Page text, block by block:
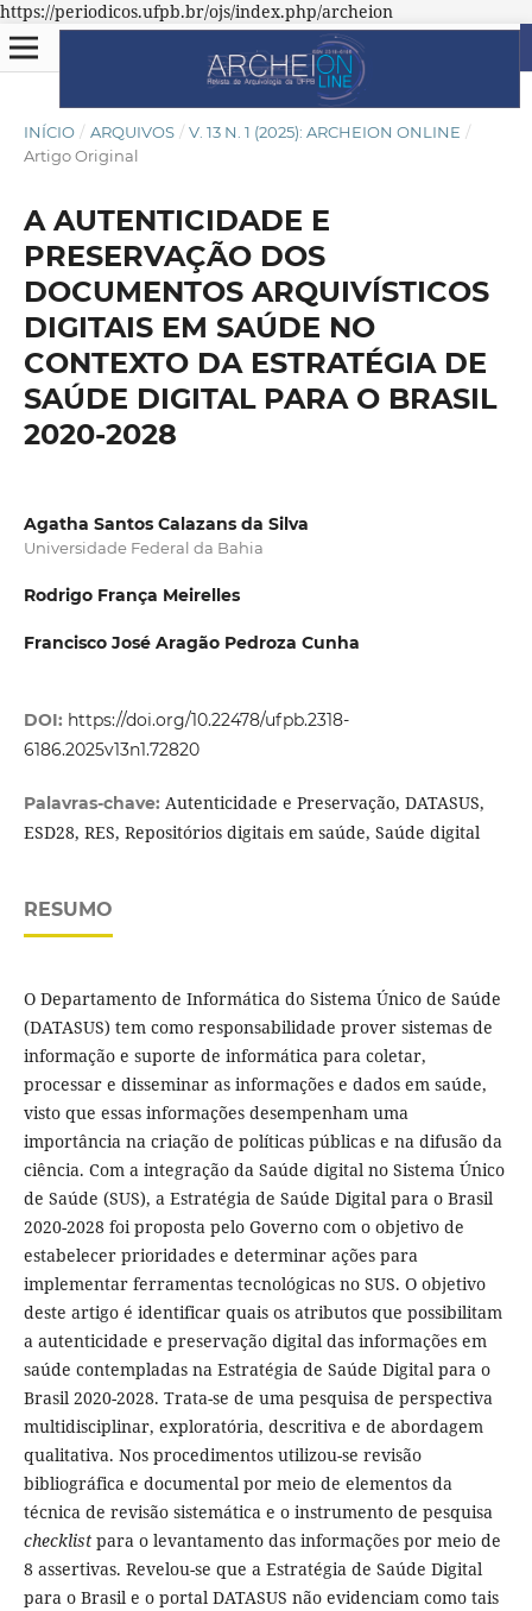
https://periodicos.ufpb.br/ojs/index.php/archeion
INÍCIO / ARQUIVOS / V. 13 N. 1 (2025): ARCHEION ONLINE /
Artigo Original
A AUTENTICIDADE E
PRESERVAÇÃO DOS
DOCUMENTOS ARQUIVÍSTICOS
DIGITAIS EM SAÚDE NO
CONTEXTO DA ESTRATÉGIA DE
SAÚDE DIGITAL PARA O BRASIL
2020-2028
Agatha Santos Calazans da Silva
Universidade Federal da Bahia
Rodrigo França Meirelles
Francisco José Aragão Pedroza Cunha
DOI: https://doi.org/10.22478/ufpb.2318-
6186.2025v13n1.72820
Palavras-chave: Autenticidade e Preservação, DATASUS,
ESD28, RES, Repositórios digitais em saúde, Saúde digital
RESUMO
O Departamento de Informática do Sistema Único de Saúde
(DATASUS) tem como responsabilidade prover sistemas de
informação e suporte de informática para coletar,
processar e disseminar as informações e dados em saúde,
visto que essas informações desempenham uma
importância na criação de políticas públicas e na difusão da
ciência. Com a integração da Saúde digital no Sistema Único
de Saúde (SUS), a Estratégia de Saúde Digital para o Brasil
2020-2028 foi proposta pelo Governo com o objetivo de
estabelecer prioridades e determinar ações para
implementar ferramentas tecnológicas no SUS. O objetivo
deste artigo é identificar quais os atributos que possibilitam
a autenticidade e preservação digital das informações em
saúde contempladas na Estratégia de Saúde Digital para o
Brasil 2020-2028. Trata-se de uma pesquisa de perspectiva
multidisciplinar, exploratória, descritiva e de abordagem
qualitativa. Nos procedimentos utilizou-se revisão
bibliográfica e documental por meio de elementos da
técnica de revisão sistemática e o instrumento de pesquisa
checklistpara o levantamento das informações por meio de
8 assertivas. Revelou-se que a Estratégia de Saúde Digital
para o Brasil e o portal DATASUS não evidenciam como tais